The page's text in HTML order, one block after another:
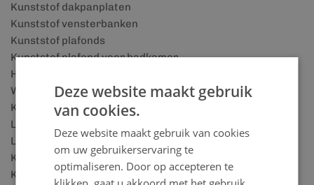
Kunststof dakpanplaten
Kunststof vensterbanken
Kunststof plafonds
Kunststof plafond voor badkamer
Houtlook wandpanelen
Wandbekleding badkamer
Kunststof plinten
Lattenwand accessoires
Lattenwand panelen
Keralit details
Keralit houtlook
Deze website maakt gebruik
van cookies.
Deze website maakt gebruik van cookies
om uw gebruikerservaring te
optimaliseren. Door op accepteren te